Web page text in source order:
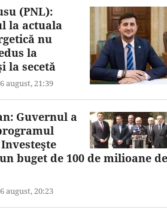
(PNL):
la actuala
nu
la
la secetă
6 august, 21:39
Guvernul a
buget de 100 de milioane de
6 august, 20:23